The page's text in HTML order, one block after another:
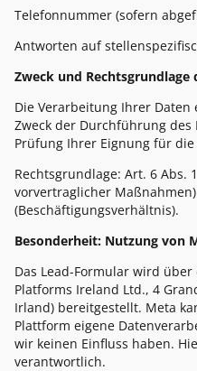
Telefonnummer (sofern
Antworten auf
Zweck und Rechtsgrundlage
Die Verarbeitung Ihrer
Zweck der Durchführung
Prüfung Ihrer Eignung für
Rechtsgrundlage: Art. 6 Abs.
vorvertraglicher Maßnahmen)
(Beschäftigungsverhältnis).
Besonderheit: Nutzung von
Das Lead-Formular wird
Platforms Ireland Ltd., 4
Irland) bereitgestellt. Meta
Plattform eigene
wir keinen Einfluss haben.
verantwortlich.